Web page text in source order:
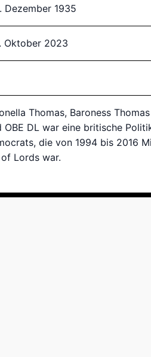
Dezember 1935
Oktober 2023
Thomas, Baroness
OBE DL war eine britische
die von 1994 bis 2016
Lords war.